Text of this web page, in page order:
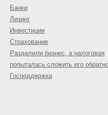
Банки
Лизинг
Инвестиции
Страхование
Разделили бизнес, а налоговая
попыталась сложить его
Господдержка